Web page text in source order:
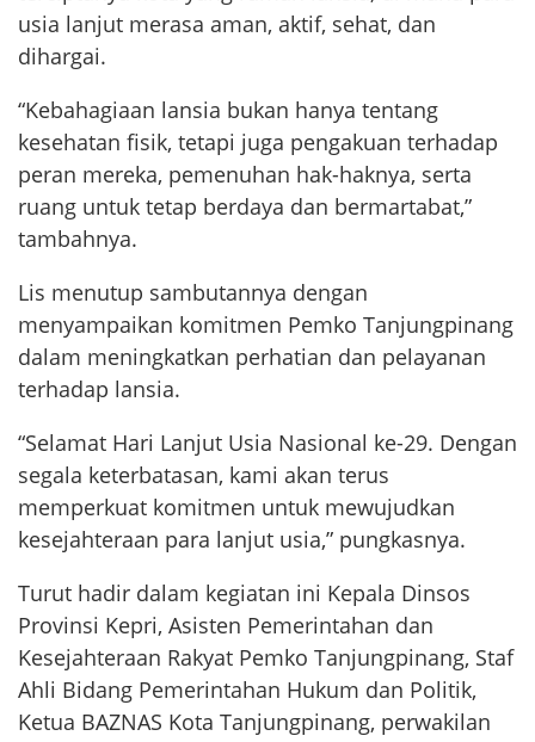
usia lanjut merasa aman, aktif, sehat, dan
dihargai.
“Kebahagiaan lansia bukan hanya tentang
kesehatan fisik, tetapi juga pengakuan terhadap
peran mereka, pemenuhan hak-haknya, serta
ruang untuk tetap berdaya dan bermartabat,”
tambahnya.
Lis menutup sambutannya dengan
menyampaikan komitmen Pemko Tanjungpinang
dalam meningkatkan perhatian dan pelayanan
terhadap lansia.
“Selamat Hari Lanjut Usia Nasional ke-29. Dengan
segala keterbatasan, kami akan terus
memperkuat komitmen untuk mewujudkan
kesejahteraan para lanjut usia,” pungkasnya.
Turut hadir dalam kegiatan ini Kepala Dinsos
Provinsi Kepri, Asisten Pemerintahan dan
Kesejahteraan Rakyat Pemko Tanjungpinang, Staf
Ahli Bidang Pemerintahan Hukum dan Politik,
Ketua BAZNAS Kota Tanjungpinang, perwakilan